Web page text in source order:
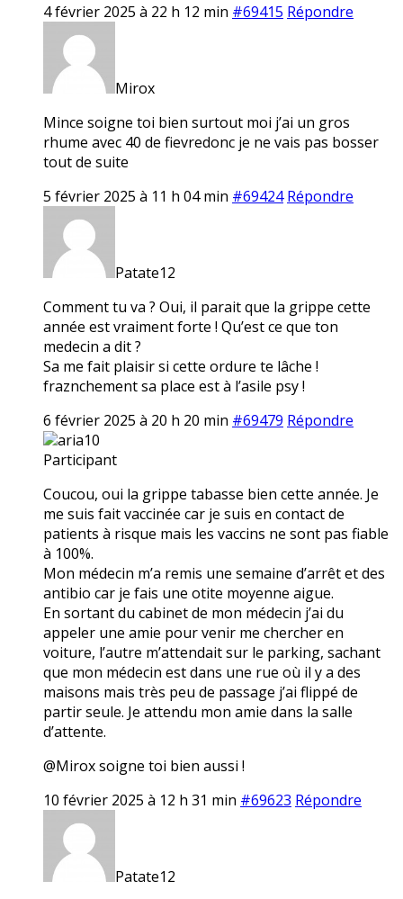
4 février 2025 à 22 h 12 min #69415 Répondre
Mirox
Mince soigne toi bien surtout moi j’ai un gros
rhume avec 40 de fievredonc je ne vais pas bosser
tout de suite
5 février 2025 à 11 h 04 min #69424 Répondre
Patate12
Comment tu va ? Oui, il parait que la grippe cette
année est vraiment forte ! Qu’est ce que ton
medecin a dit ?
Sa me fait plaisir si cette ordure te lâche !
fraznchement sa place est à l’asile psy !
6 février 2025 à 20 h 20 min #69479 Répondre
aria10
Participant
Coucou, oui la grippe tabasse bien cette année. Je
me suis fait vaccinée car je suis en contact de
patients à risque mais les vaccins ne sont pas fiable
à 100%.
Mon médecin m’a remis une semaine d’arrêt et des
antibio car je fais une otite moyenne aigue.
En sortant du cabinet de mon médecin j’ai du
appeler une amie pour venir me chercher en
voiture, l’autre m’attendait sur le parking, sachant
que mon médecin est dans une rue où il y a des
maisons mais très peu de passage j’ai flippé de
partir seule. Je attendu mon amie dans la salle
d’attente.
@Mirox soigne toi bien aussi !
10 février 2025 à 12 h 31 min #69623 Répondre
Patate12